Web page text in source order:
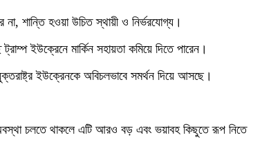
শান্তি হওয়া উচিত স্থায়ী ও নির্ভরযোগ্য।
ইউক্রেনে মার্কিন সহায়তা কমিয়ে দিতে পারেন।
ইউক্রেনকে অবিচলভাবে সমর্থন দিয়ে আসছে।
চলতে থাকলে এটি আরও বড় এবং ভয়াবহ কিছুতে রূপ নিতে